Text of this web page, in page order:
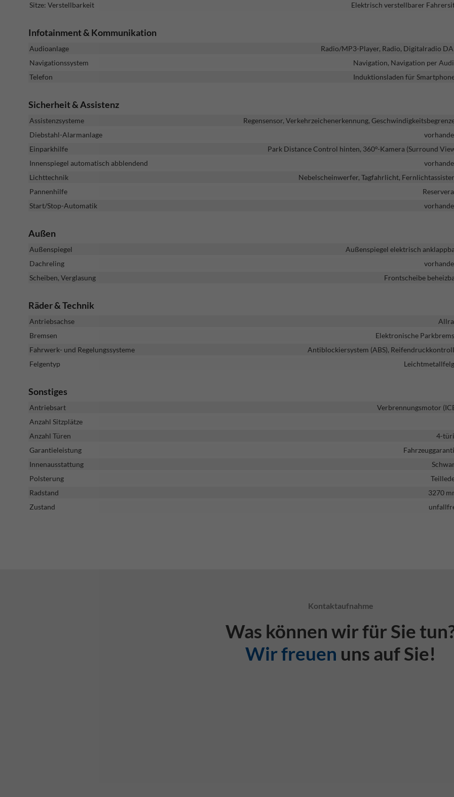
Sitze: Verstellbarkeit
Elektrisch verstellbarer
Infotainment & Kommunikation
Audioanlage
Radio/MP3-Player, Radio, Digitalradio
Navigationssystem
Navigation, Navigation per
Telefon
Induktionsladen für
Sicherheit & Assistenz
Assistenzsysteme
Regensensor, Verkehrzeichenerkennung,
Diebstahl-Alarmanlage
Einparkhilfe
Park Distance Control hinten, 360°-Kamera (Surround
Innenspiegel automatisch abblendend
Lichttechnik
Nebelscheinwerfer, Tagfahrlicht,
Pannenhilfe
Start/Stop-Automatik
Außen
Außenspiegel
Außenspiegel elektrisch
Dachreling
Scheiben, Verglasung
Frontscheibe
Räder & Technik
Antriebsachse
Bremsen
Elektronische
Fahrwerk- und Regelungssysteme
Antiblockiersystem (ABS),
Felgentyp
Sonstiges
Antriebsart
Verbrennungsmotor
Anzahl Sitzplätze
Anzahl Türen
4-
Garantieleistung
Innenausstattung
Polsterung
Radstand
3270
Zustand
Kontaktaufnahme
Was können wir für Sie
Wir freuen uns auf Sie!